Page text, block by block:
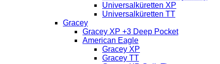
Universalküretten XP
Universalküretten TT
Gracey
Gracey XP +3 Deep Pocket
American Eagle
Gracey XP
Gracey TT